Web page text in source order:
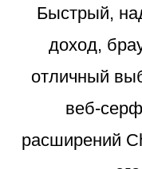
Быстрый,
доход,
отличный
веб-
расширений